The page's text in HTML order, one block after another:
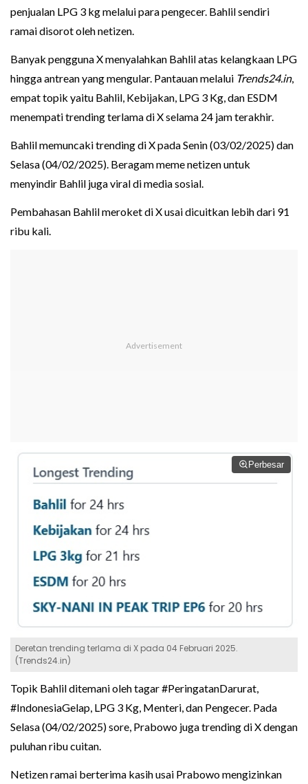
penjualan LPG 3 kg melalui para pengecer. Bahlil sendiri
ramai disorot oleh netizen.
Banyak pengguna X menyalahkan Bahlil atas kelangkaan LPG
hingga antrean yang mengular. Pantauan melalui Trends24.in,
empat topik yaitu Bahlil, Kebijakan, LPG 3 Kg, dan ESDM
menempati trending terlama di X selama 24 jam terakhir.
Bahlil memuncaki trending di X pada Senin (03/02/2025) dan
Selasa (04/02/2025). Beragam meme netizen untuk
menyindir Bahlil juga viral di media sosial.
Pembahasan Bahlil meroket di X usai dicuitkan lebih dari 91
ribu kali.
Perbesar
Deretan trending terlama di X pada 04 Februari 2025.
(Trends24.in)
Topik Bahlil ditemani oleh tagar #PeringatanDarurat,
#IndonesiaGelap, LPG 3 Kg, Menteri, dan Pengecer. Pada
Selasa (04/02/2025) sore, Prabowo juga trending di X dengan
puluhan ribu cuitan.
Netizen ramai berterima kasih usai Prabowo mengizinkan